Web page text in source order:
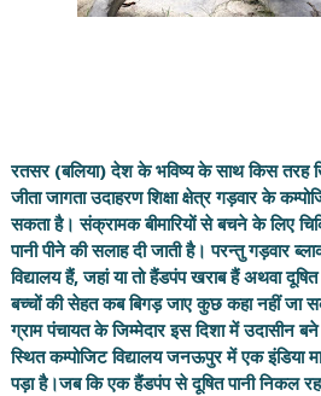
रतसर (बलिया) देश के भविष्य के साथ किस तरह
जीता जागता उदाहरण शिक्षा क्षेत्र गड़वार के
सकता है। संक्रामक बीमारियों से बचने के लिए
पानी पीने की सलाह दी जाती है। परन्तु गड़वार
विद्यालय हैं, जहां या तो हैंडपंप खराब हैं अथवा
बच्चों की सेहत कब बिगड़ जाए कुछ कहा नहीं जा
ग्राम पंचायत के जिम्मेदार इस दिशा में उदासीन
स्थित कम्पोजिट विद्यालय जनऊपुर में एक इंडिया
पड़ा है।जब कि एक हैंडपंप से दूषित पानी निकल